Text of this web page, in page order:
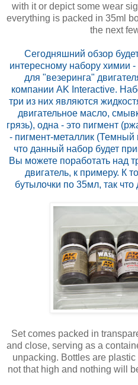
with it or depict some wear
everything is packed in 35ml
the next
Сегодняшний обзор
интересному набору химии -
для "везеринга"
компании AK Interactive.
три из них являются
двигательное масло,
грязь), одна - это пигмент
- пигмент-металлик
что данный набор будет
Вы можете поработать над
двигатель, к примеру. К
бутылочки по 35мл, так
Set comes packed in
and close, serving as a
unpacking. Bottles are
not that high and nothing will